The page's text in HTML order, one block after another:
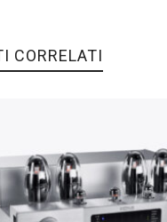
CORRELATI